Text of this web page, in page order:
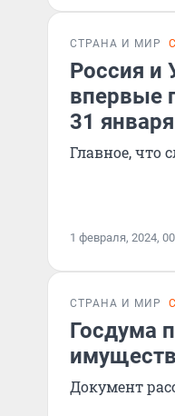
СТРАНА И МИР
Россия и
впервые
31 января
Главное, что
1 февраля, 2024,
СТРАНА И МИР
Госдума
Документ